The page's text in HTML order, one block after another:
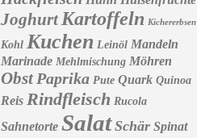
Joghurt Kartoffeln Kichererbsen
Kohl Kuchen Leinöl Mandeln
Marinade Mehlmischung Möhren
Obst Paprika Pute Quark Quinoa
Reis Rindfleisch Rucola
Sahnetorte Salat Schär Spinat